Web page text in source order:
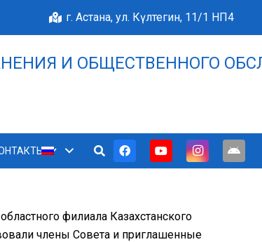
г. Астана, ул. Күлтегин, 11/1 НП4
И ОБЩЕСТВЕННОГО
филиала Казахстанского
члены Совета и приглашенные